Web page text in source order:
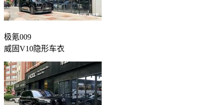
极氪009
威固V10隐形车衣